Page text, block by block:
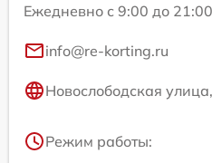
Ежедневно с 9:00 до 21:00
info@re-korting.ru
Новослободская
Режим работы: